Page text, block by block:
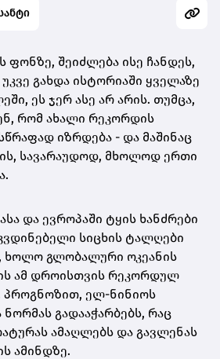
ფონზე, შეიძლება ისე ჩანდეს,
გახდა ისტორიაში ყველაზე
ეს ჯერ ასე არ არის. თუმცა,
რომ ახალი რეკორდის
იზრდება - და მაშინაც
ის, სავარაუდოდ, მხოლოდ ერთი
და ევროპაში ტყის ხანძრები
სიცხის ტალღები
ხოლო გლობალური ოკეანის
ამ დროისთვის რეკორდულ
პროგნოზით, ელ-ნინიოს
გადააჭარბებს, რაც
ამაღლებს და გავლენას
ამინდზე.